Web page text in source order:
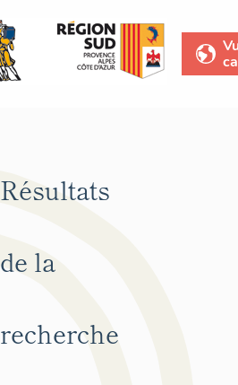
Résultats
de la
recherche